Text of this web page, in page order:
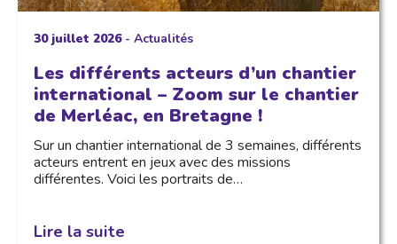
30 juillet 2026- Actualités
Les différents acteurs d’un chantier
international – Zoom sur le chantier
de Merléac, en Bretagne !
Sur un chantier international de 3 semaines, différents
acteurs entrent en jeux avec des missions
différentes. Voici les portraits de…
Lire la suite